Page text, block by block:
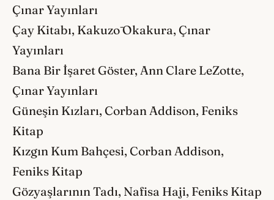
Çınar Yayınları
Çay Kitabı, Kakuzō Okakura, Çınar
Yayınları
Bana Bir İşaret Göster, Ann Clare LeZotte,
Çınar Yayınları
Güneşin Kızları, Corban Addison, Feniks
Kitap
Kızgın Kum Bahçesi, Corban Addison,
Feniks Kitap
Gözyaşlarının Tadı, Nafisa Haji, Feniks Kitap